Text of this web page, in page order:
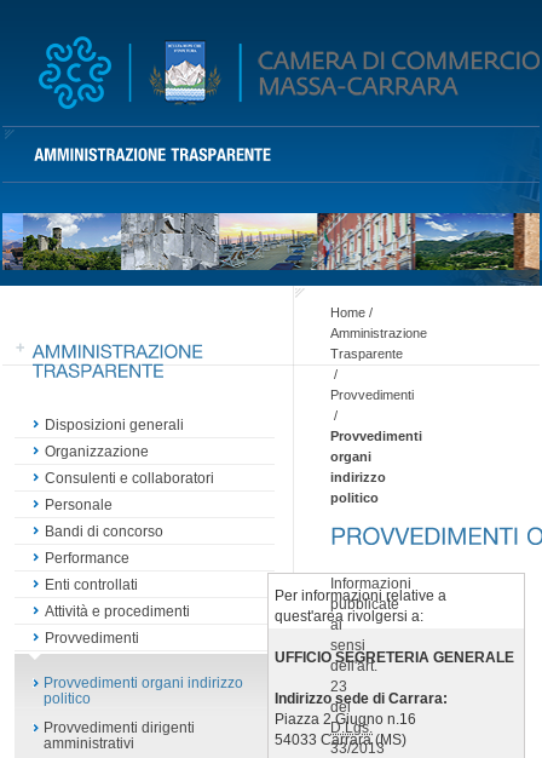
Disposizioni generali
Organizzazione
Consulenti e collaboratori
Personale
Bandi di concorso
Performance
Enti controllati
Attività e procedimenti
Provvedimenti
Provvedimenti organi indirizzo
politico
Provvedimenti dirigenti
amministrativi
Home /
Amministrazione
Trasparente
/
Provvedimenti
/
Provvedimenti
organi
indirizzo
politico
Per informazioni relative a
quest'area rivolgersi a:
UFFICIO SEGRETERIA GENERALE
Indirizzo sede di Carrara:
Piazza 2 Giugno n.16
54033 Carrara (MS)
Informazioni
pubblicate
ai
sensi
dell'art.
23
del
D.Lgs.
33/2013